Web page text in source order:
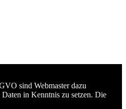
sind Webmaster dazu
in Kenntnis zu setzen. Die